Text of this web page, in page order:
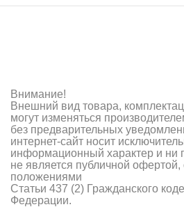
Судомодели
Аккумуляторы и батарейки
Зарядные устройства и блоки
Двигатели
Технические жидкости
Внимание!
Внешний вид товара,
могут изменяться
без предварительных
интернет-сайт носит
информационный характер и ни
не является публичной
положениями
Статьи 437 (2) Гражданского
Федерации.